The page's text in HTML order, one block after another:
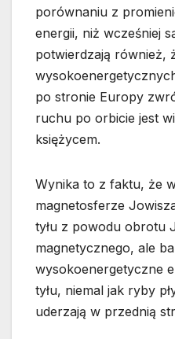
porównaniu z
energii, niż wcześniej
potwierdzają również,
po stronie Europy
ruchu po orbicie jest
księżycem.
Wynika to z faktu, że
magnetosferze
tyłu z powodu obrotu
magnetycznego, ale
wysokoenergetyczne
tyłu, niemal jak ryby
uderzają w przednią